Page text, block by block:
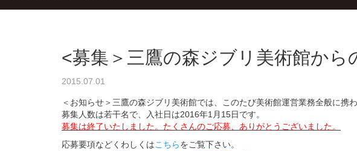
<募集＞三鷹の森ジブリ美術館から
2015.07.01
＜お知らせ＞三鷹の森ジブリ美術館では、このたび美術館運営業務全般に携
募集人数は若干名で、入社日は2016年1月15日です。
募集は終了いたしました。たくさんのご応募、ありがとうございました。
応募要項などくわしくはこちらをご覧下さい。